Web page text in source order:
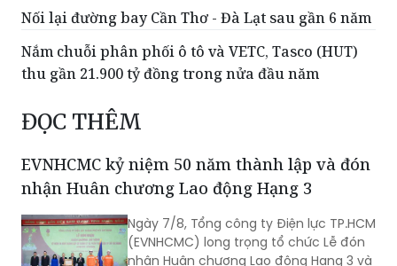
Nối lại đường bay Cần Thơ - Đà Lạt sau gần 6 năm
Nắm chuỗi phân phối ô tô và VETC, Tasco (HUT)
thu gần 21.900 tỷ đồng trong nửa đầu năm
ĐỌC THÊM
EVNHCMC kỷ niệm 50 năm thành lập và đón
nhận Huân chương Lao động Hạng 3
Ngày 7/8, Tổng công ty Điện lực TP.HCM
(EVNHCMC) long trọng tổ chức Lễ đón
nhận Huân chương Lao động Hạng 3 và